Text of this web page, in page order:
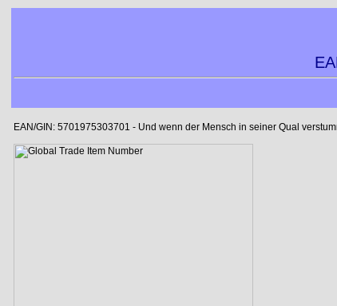
EAN/GIN: 5701975303701 - Und wenn der Mensch in seiner Qual